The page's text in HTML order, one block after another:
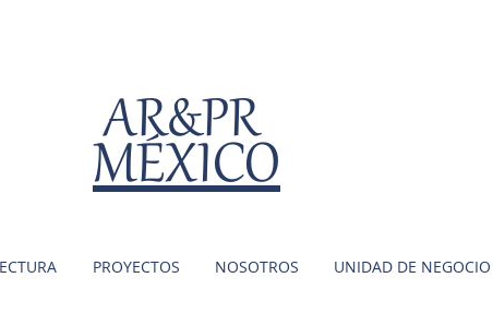
MÉXICO
AR&PR
PROYECTOS NOSOTROS UNIDAD DE NEGOCIO